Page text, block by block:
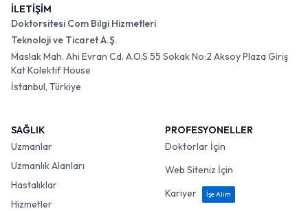
İLETİŞİM
Doktorsitesi Com Bilgi Hizmetleri
Teknoloji ve Ticaret A.Ş.
Maslak Mah. Ahi Evran Cd. A.O.S 55 Sokak No:2 Aksoy Plaza Giriş
Kat Kolektif House
İstanbul, Türkiye
SAĞLIK
Uzmanlar
Uzmanlık Alanları
Hastalıklar
Hizmetler
PROFESYONELLER
Doktorlar İçin
Web Siteniz İçin
Kariyer
İşe Alım